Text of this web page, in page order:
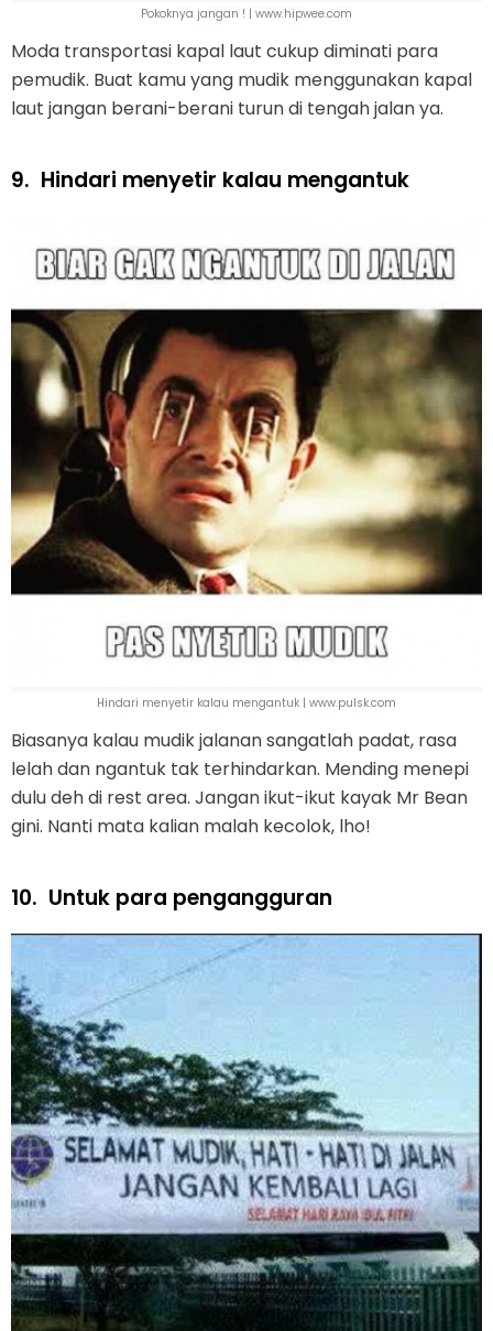
Pokoknya jangan ! | www.hipwee.com
Moda transportasi kapal laut cukup diminati para
pemudik. Buat kamu yang mudik menggunakan kapal
laut jangan berani-berani turun di tengah jalan ya.
9. Hindari menyetir kalau mengantuk
Hindari menyetir kalau mengantuk | www.pulsk.com
Biasanya kalau mudik jalanan sangatlah padat, rasa
lelah dan ngantuk tak terhindarkan. Mending menepi
dulu deh di rest area. Jangan ikut-ikut kayak Mr Bean
gini. Nanti mata kalian malah kecolok, lho!
10. Untuk para pengangguran